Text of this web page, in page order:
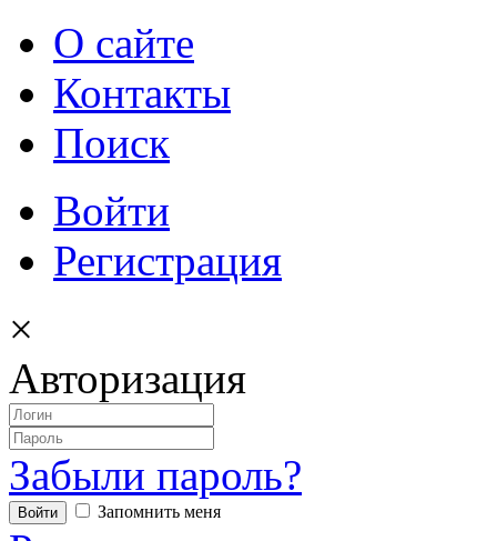
О сайте
Контакты
Поиск
Войти
Регистрация
×
Авторизация
Забыли пароль?
Запомнить меня